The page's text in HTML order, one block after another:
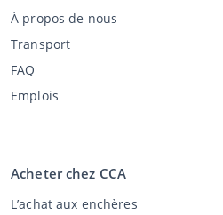
À propos de nous
Transport
FAQ
Emplois
Acheter chez CCA
L’achat aux enchères